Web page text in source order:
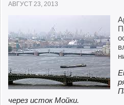
АВГУСТ 23, 2013
через исток Мойки.